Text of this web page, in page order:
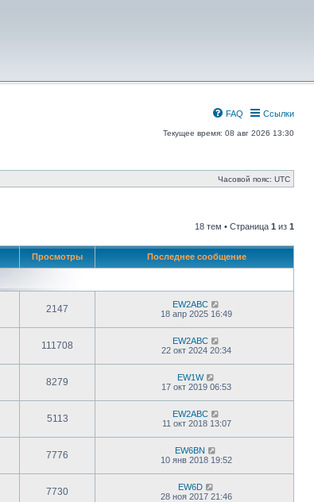
Ссылки
FAQ
Текущее время: 08 авг 2026 13:30
Часовой пояс: UTC
18 тем • Страница 1 из 1
Просмотры Последнее сообщение
2147
EW2ABC
18 апр 2025 16:49
111708
EW2ABC
22 окт 2024 20:34
8279
EW1W
17 окт 2019 06:53
5113
EW2ABC
11 окт 2018 13:07
7776
EW6BN
10 янв 2018 19:52
7730
EW6D
28 ноя 2017 21:46